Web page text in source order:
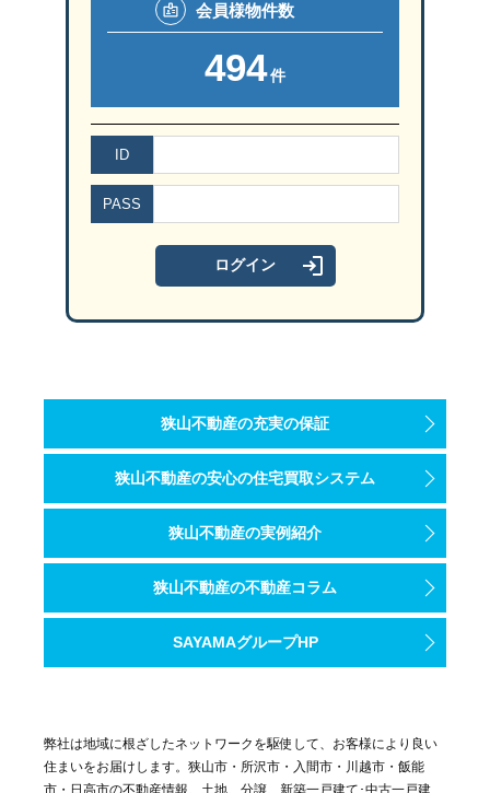
会員様物件数
494件
ID
PASS
狭山不動産の充実の保証
狭山不動産の安心の住宅買取システム
狭山不動産の実例紹介
狭山不動産の不動産コラム
SAYAMAグループHP
弊社は地域に根ざしたネットワークを駆使して、お客様により良い
住まいをお届けします。狭山市・所沢市・入間市・川越市・飯能
市・日高市の不動産情報、土地、分譲、新築一戸建て･中古一戸建